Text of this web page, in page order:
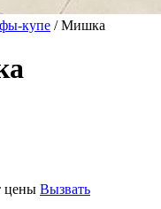
купе / Мишка
цены Вызвать